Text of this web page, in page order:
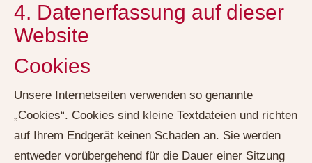
4. Datenerfassung auf dieser
Website
Cookies
Unsere Internetseiten verwenden so genannte
„Cookies“. Cookies sind kleine Textdateien und richten
auf Ihrem Endgerät keinen Schaden an. Sie werden
entweder vorübergehend für die Dauer einer Sitzung